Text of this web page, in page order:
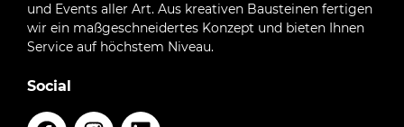
und Events aller Art. Aus kreativen Bausteinen fertigen
wir ein maßgeschneidertes Konzept und bieten Ihnen
Service auf höchstem Niveau.
Social